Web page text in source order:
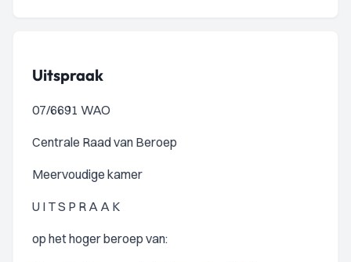
Uitspraak
07/6691 WAO
Centrale Raad van Beroep
Meervoudige kamer
U I T S P R A A K
op het hoger beroep van: